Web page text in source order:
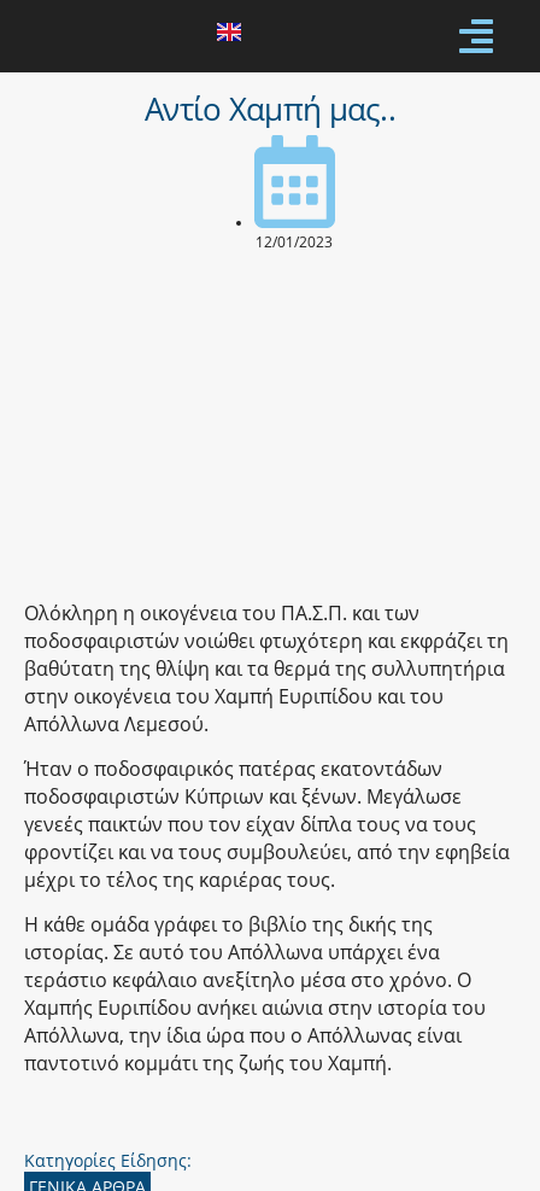
Αντίο Χαμπή μας..
12/01/2023
Ολόκληρη η οικογένεια του ΠΑ.Σ.Π. και των
ποδοσφαιριστών νοιώθει φτωχότερη και εκφράζει τη
βαθύτατη της θλίψη και τα θερμά της συλλυπητήρια
στην οικογένεια του Χαμπή Ευριπίδου και του
Απόλλωνα Λεμεσού.
Ήταν ο ποδοσφαιρικός πατέρας εκατοντάδων
ποδοσφαιριστών Κύπριων και ξένων. Μεγάλωσε
γενεές παικτών που τον είχαν δίπλα τους να τους
φροντίζει και να τους συμβουλεύει, από την εφηβεία
μέχρι το τέλος της καριέρας τους.
Η κάθε ομάδα γράφει το βιβλίο της δικής της
ιστορίας. Σε αυτό του Απόλλωνα υπάρχει ένα
τεράστιο κεφάλαιο ανεξίτηλο μέσα στο χρόνο. Ο
Χαμπής Ευριπίδου ανήκει αιώνια στην ιστορία του
Απόλλωνα, την ίδια ώρα που ο Απόλλωνας είναι
παντοτινό κομμάτι της ζωής του Χαμπή.
Κατηγορίες Είδησης: